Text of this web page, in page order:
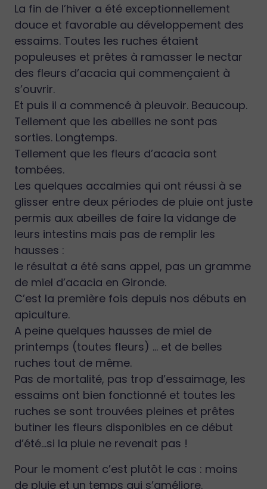
La fin de l’hiver a été exceptionnellement
douce et favorable au développement des
essaims. Toutes les ruches étaient
populeuses et prêtes à ramasser le nectar
des fleurs d’acacia qui commençaient à
s’ouvrir.
Et puis il a commencé à pleuvoir. Beaucoup.
Tellement que les abeilles ne sont pas
sorties. Longtemps.
Tellement que les fleurs d’acacia sont
tombées.
Les quelques accalmies qui ont réussi à se
glisser entre deux périodes de pluie ont juste
permis aux abeilles de faire la vidange de
leurs intestins mais pas de remplir les
hausses :
le résultat a été sans appel, pas un gramme
de miel d’acacia en Gironde.
C’est la première fois depuis nos débuts en
apiculture.
A peine quelques hausses de miel de
printemps (toutes fleurs) … et de belles
ruches tout de même.
Pas de mortalité, pas trop d’essaimage, les
essaims ont bien fonctionné et toutes les
ruches se sont trouvées pleines et prêtes
butiner les fleurs disponibles en ce début
d’été…si la pluie ne revenait pas !
Pour le moment c’est plutôt le cas : moins
de pluie et un temps qui s’améliore.